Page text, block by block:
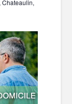
Chateaulin,